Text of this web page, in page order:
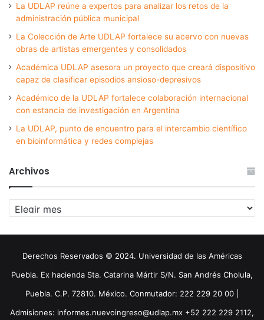
La UDLAP reúne a expertos para analizar los retos de la
administración pública municipal
La Colección de Arte UDLAP fortalece su acervo con nuevas
obras de artistas emergentes y consolidados
Académica UDLAP asesora un proyecto que creará dispositivo
capaz de clasificar episodios ansioso-depresivos
Académico de la UDLAP fortalece colaboración internacional
con estancia de investigación en Argentina
La UDLAP, punto de encuentro para el intercambio científico
en bioinformática y redes complejas
Archivos
Archivos
Derechos Reservados © 2024. Universidad de las Américas
Puebla. Ex hacienda Sta. Catarina Mártir S/N. San Andrés Cholula,
Puebla. C.P. 72810. México. Conmutador: 222 229 20 00 |
Admisiones: informes.nuevoingreso@udlap.mx +52 222 229 2112,